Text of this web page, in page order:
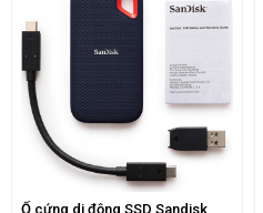
Ổ cứng di động SSD Sandisk